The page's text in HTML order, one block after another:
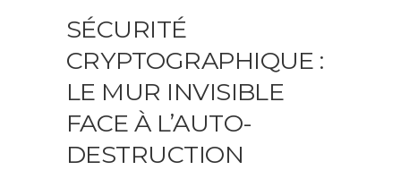
SÉCURITÉ
CRYPTOGRAPHIQUE :
LE MUR INVISIBLE
FACE À L’AUTO-
DESTRUCTION